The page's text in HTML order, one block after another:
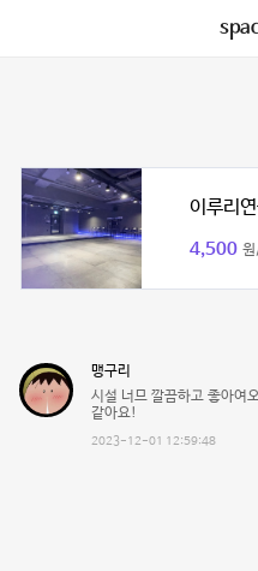
이루리
4,500
맹구리
시설 너므 깔끔하고 좋아여
같아요!
2023-12-01 12:59:48